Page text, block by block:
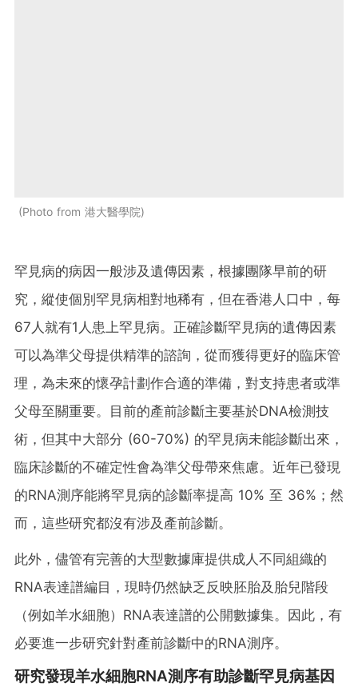
Photo from 港大醫學院
罕見病的病因一般涉及遺傳因素，根據團隊早前的研
究，縱使個別罕見病相對地稀有，但在香港人口中，每
67人就有1人患上罕見病。正確診斷罕見病的遺傳因素
可以為準父母提供精準的諮詢，從而獲得更好的臨床管
理，為未來的懷孕計劃作合適的準備，對支持患者或準
父母至關重要。目前的產前診斷主要基於DNA檢測技
術，但其中大部分 (60-70%) 的罕見病未能診斷出來，
臨床診斷的不確定性會為準父母帶來焦慮。近年已發現
的RNA測序能將罕見病的診斷率提高 10% 至 36%；然
而，這些研究都沒有涉及產前診斷。
此外，儘管有完善的大型數據庫提供成人不同組織的
RNA表達譜編目，現時仍然缺乏反映胚胎及胎兒階段
（例如羊水細胞）RNA表達譜的公開數據集。因此，有
必要進一步研究針對產前診斷中的RNA測序。
研究發現羊水細胞RNA測序有助診斷罕見病基因